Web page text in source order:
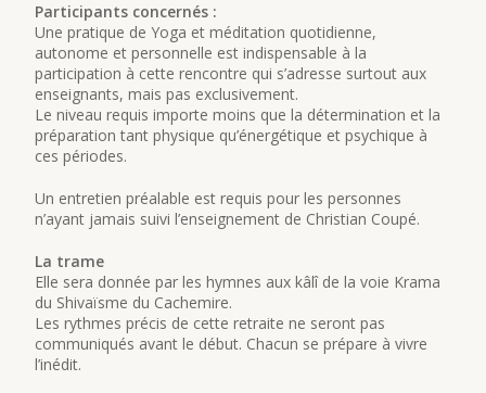
Participants concernés :
Une pratique de Yoga et méditation quotidienne,
autonome et personnelle est indispensable à la
participation à cette rencontre qui s’adresse surtout aux
enseignants, mais pas exclusivement.
Le niveau requis importe moins que la détermination et la
préparation tant physique qu’énergétique et psychique à
ces périodes.
Un entretien préalable est requis pour les personnes
n’ayant jamais suivi l’enseignement de Christian Coupé.
La trame
Elle sera donnée par les hymnes aux kâlî de la voie Krama
du Shivaïsme du Cachemire.
Les rythmes précis de cette retraite ne seront pas
communiqués avant le début. Chacun se prépare à vivre
l’inédit.